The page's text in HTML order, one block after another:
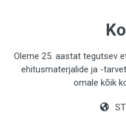
Oleme 25. aastat tegutsev
ehitusmaterjalide ja -
omale kõik